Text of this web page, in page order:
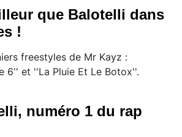
que Balotelli dans
!
freestyles de Mr Kayz :
6'' et ''La Pluie Et Le Botox''.
numéro 1 du rap